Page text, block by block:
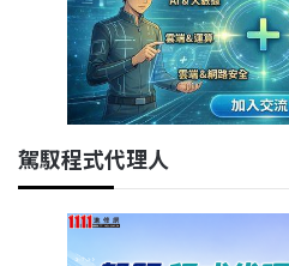
駕馭程式代理人